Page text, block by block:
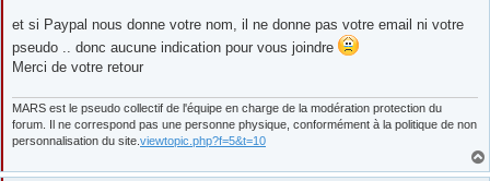
et si Paypal nous donne votre nom, il ne donne pas votre email ni votre
pseudo .. donc aucune indication pour vous joindre
Merci de votre retour
MARS est le pseudo collectif de l'équipe en charge de la modération protection du
forum. Il ne correspond pas une personne physique, conformément à la politique de non
personnalisation du site. viewtopic.php?f=5&t=10